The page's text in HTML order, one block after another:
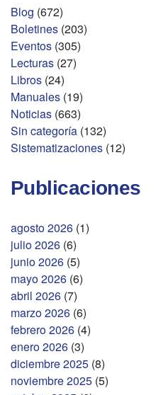
Blog (672)
Boletines (203)
Eventos (305)
Lecturas (27)
Libros (24)
Manuales (19)
Noticias (663)
Sin categoría (132)
Sistematizaciones (12)
Publicaciones
agosto 2026 (1)
julio 2026 (6)
junio 2026 (5)
mayo 2026 (6)
abril 2026 (7)
marzo 2026 (6)
febrero 2026 (4)
enero 2026 (3)
diciembre 2025 (8)
noviembre 2025 (5)